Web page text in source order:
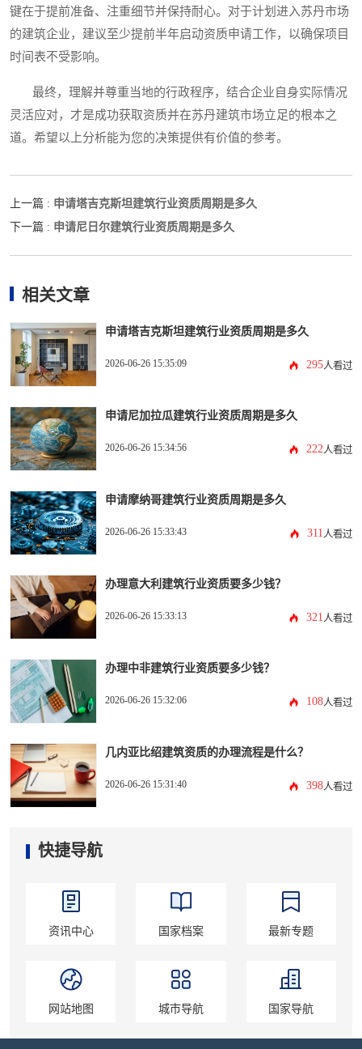
键在于提前准备、注重细节并保持耐心。对于计划进入苏丹市场
的建筑企业，建议至少提前半年启动资质申请工作，以确保项目
时间表不受影响。
最终，理解并尊重当地的行政程序，结合企业自身实际情况
灵活应对，才是成功获取资质并在苏丹建筑市场立足的根本之
道。希望以上分析能为您的决策提供有价值的参考。
上一篇 : 申请塔吉克斯坦建筑行业资质周期是多久
下一篇 : 申请尼日尔建筑行业资质周期是多久
相关文章
申请塔吉克斯坦建筑行业资质周期是多久
2026-06-26 15:35:09 295人看过
申请尼加拉瓜建筑行业资质周期是多久
2026-06-26 15:34:56 222人看过
申请摩纳哥建筑行业资质周期是多久
2026-06-26 15:33:43 311人看过
办理意大利建筑行业资质要多少钱？
2026-06-26 15:33:13 321人看过
办理中非建筑行业资质要多少钱？
2026-06-26 15:32:06 108人看过
几内亚比绍建筑资质的办理流程是什么？
2026-06-26 15:31:40 398人看过
快捷导航
资讯中心 国家档案 最新专题
网站地图 城市导航 国家导航